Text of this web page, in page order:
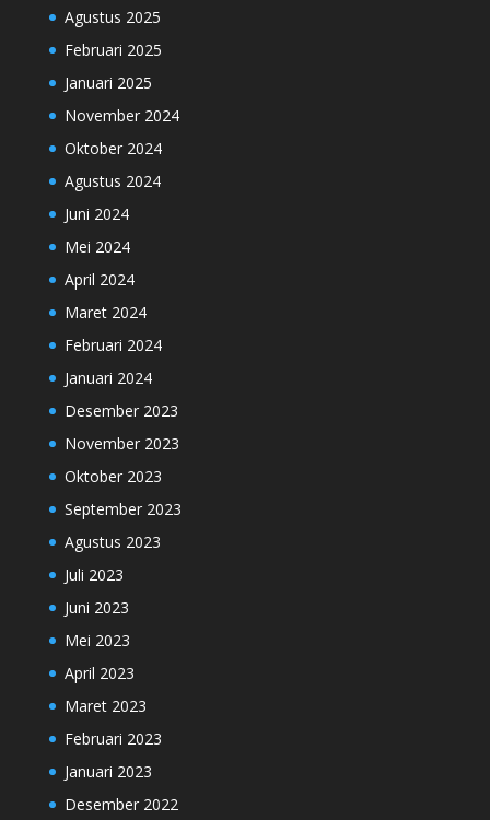
Agustus 2025
Februari 2025
Januari 2025
November 2024
Oktober 2024
Agustus 2024
Juni 2024
Mei 2024
April 2024
Maret 2024
Februari 2024
Januari 2024
Desember 2023
November 2023
Oktober 2023
September 2023
Agustus 2023
Juli 2023
Juni 2023
Mei 2023
April 2023
Maret 2023
Februari 2023
Januari 2023
Desember 2022